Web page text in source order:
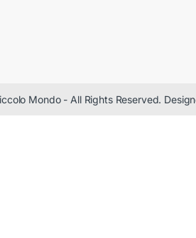
Mondo - All Rights Reserved.